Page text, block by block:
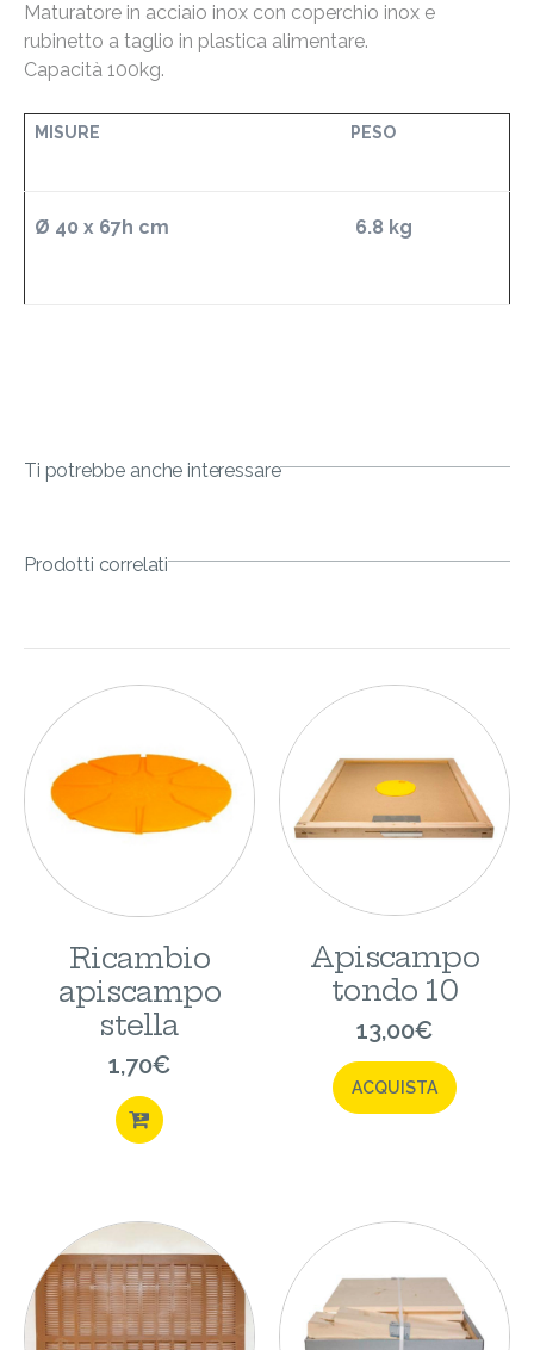
Maturatore in acciaio inox con coperchio inox e
rubinetto a taglio in plastica alimentare.
Capacità 100kg.
MISURE PESO
Ø 40 x 67h cm 6.8 kg
Ti potrebbe anche interessare
Prodotti correlati
Ricambio
apiscampo
stella
1,70€
Apiscampo
tondo 10
13,00€
ACQUISTA